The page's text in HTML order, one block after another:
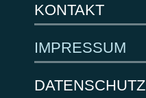
KONTAKT
IMPRESSUM
DATENSCHUTZ